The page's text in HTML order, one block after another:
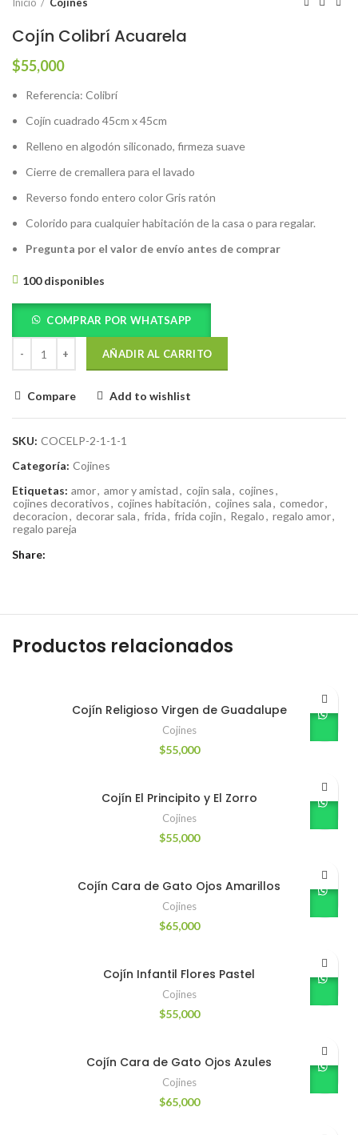
Cojín Colibrí Acuarela
$55,000
Referencia: Colibrí
Cojín cuadrado 45cm x 45cm
Relleno en algodón siliconado, firmeza suave
Cierre de cremallera para el lavado
Reverso fondo entero color Gris ratón
Colorido para cualquier habitación de la casa o para regalar.
Pregunta por el valor de envío antes de comprar
100 disponibles
COMPRAR POR WHATSAPP
AÑADIR AL CARRITO
Compare Add to wishlist
SKU: COCELP-2-1-1-1
Categoría: Cojines
Etiquetas: amor, amor y amistad, cojin sala, cojines,
cojines decorativos, cojines habitación, cojines sala, comedor,
decoracion, decorar sala, frida, frida cojin, Regalo, regalo amor,
regalo pareja
Share
Productos relacionados
Cojín Religioso Virgen de Guadalupe
Cojines
$55,000
Cojín El Principito y El Zorro
Cojines
$55,000
Cojín Cara de Gato Ojos Amarillos
Cojines
$65,000
Cojín Infantil Flores Pastel
Cojines
$55,000
Cojín Cara de Gato Ojos Azules
Cojines
$65,000